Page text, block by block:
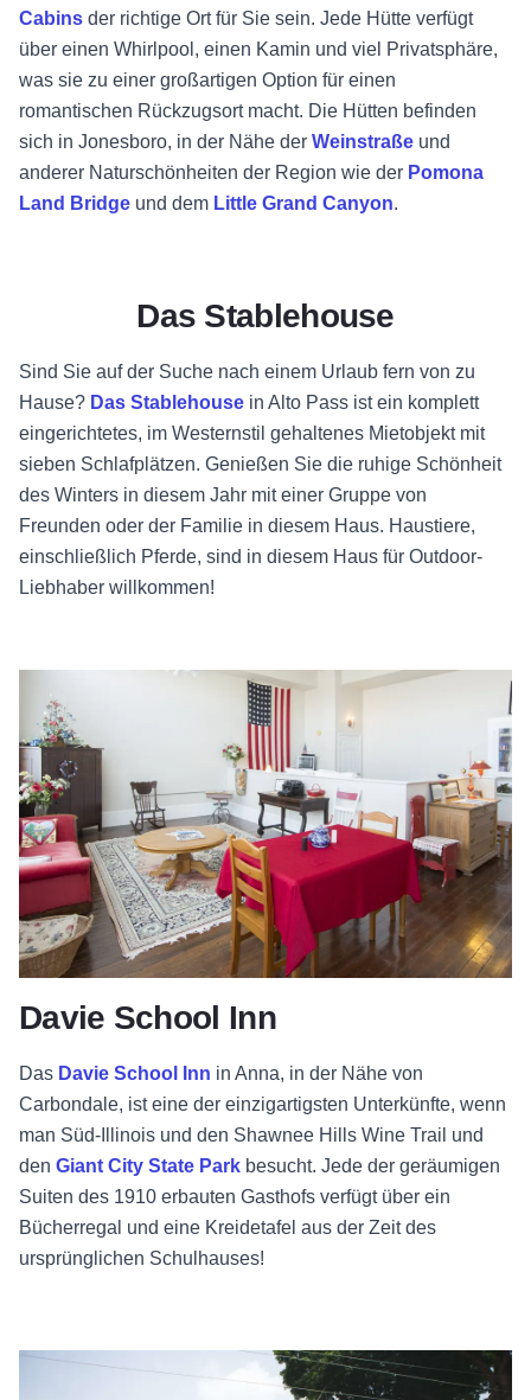
Cabins der richtige Ort für Sie sein. Jede Hütte verfügt
über einen Whirlpool, einen Kamin und viel Privatsphäre,
was sie zu einer großartigen Option für einen
romantischen Rückzugsort macht. Die Hütten befinden
sich in Jonesboro, in der Nähe der Weinstraße und
anderer Naturschönheiten der Region wie der Pomona
Land Bridge und dem Little Grand Canyon.
Das Stablehouse
Sind Sie auf der Suche nach einem Urlaub fern von zu
Hause? Das Stablehouse in Alto Pass ist ein komplett
eingerichtetes, im Westernstil gehaltenes Mietobjekt mit
sieben Schlafplätzen. Genießen Sie die ruhige Schönheit
des Winters in diesem Jahr mit einer Gruppe von
Freunden oder der Familie in diesem Haus. Haustiere,
einschließlich Pferde, sind in diesem Haus für Outdoor-
Liebhaber willkommen!
Davie School Inn
Das Davie School Inn in Anna, in der Nähe von
Carbondale, ist eine der einzigartigsten Unterkünfte, wenn
man Süd-Illinois und den Shawnee Hills Wine Trail und
den Giant City State Park besucht. Jede der geräumigen
Suiten des 1910 erbauten Gasthofs verfügt über ein
Bücherregal und eine Kreidetafel aus der Zeit des
ursprünglichen Schulhauses!